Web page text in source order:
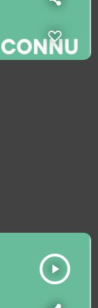
play_arrow